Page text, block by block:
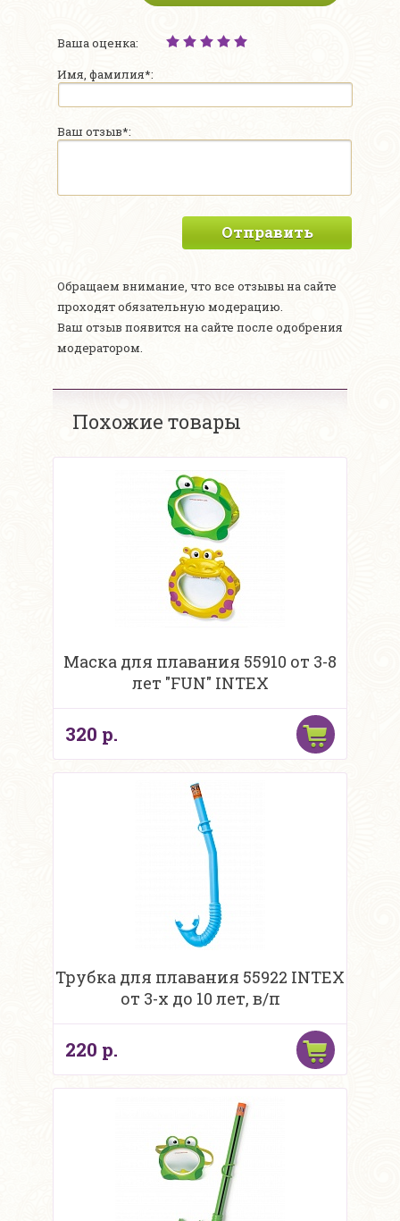
Ваша оценка:
Имя, фамилия*:
Ваш отзыв*:
Отправить
Обращаем внимание, что все отзывы на сайте
проходят обязательную модерацию.
Ваш отзыв появится на сайте после одобрения
модератором.
Похожие товары
Маска для плавания 55910 от 3-8
лет "FUN" INTEX
320 р.
Трубка для плавания 55922 INTEX
от 3-х до 10 лет, в/п
220 р.